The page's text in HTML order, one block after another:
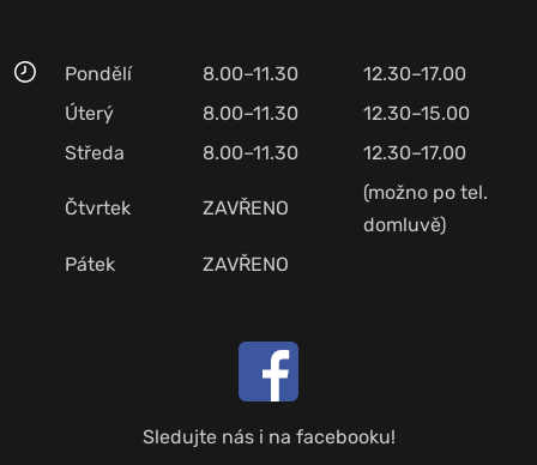
Pondělí 8.00–11.30
12.30–17.00
Úterý
8.00–11.30
12.30–15.00
Středa
8.00–11.30 12.30–17.00
Čtvrtek ZAVŘENO
(možno po tel.
domluvě)
Pátek
ZAVŘENO
Sledujte nás i na facebooku!